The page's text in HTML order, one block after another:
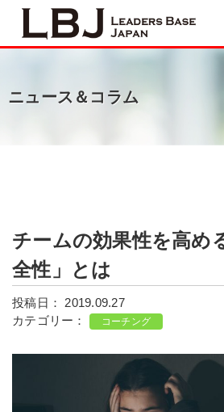
ニュース＆コラム
チームの効果性を高め
全性」とは
投稿日： 2019.09.27
カテゴリー：
コーチング